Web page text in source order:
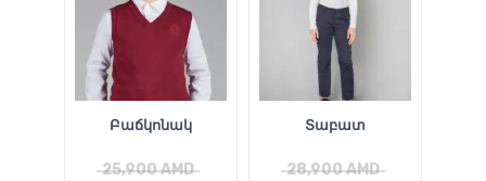
Բաճկոնակ
25,900AMD
Տաբատ
28,900AMD